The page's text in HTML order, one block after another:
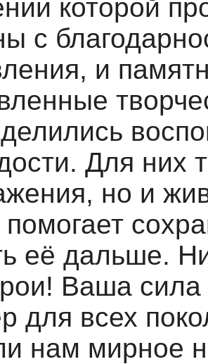
которой
с
и
Для них
но и
помогает
её дальше.
Ваша сила
для всех
нам мирное